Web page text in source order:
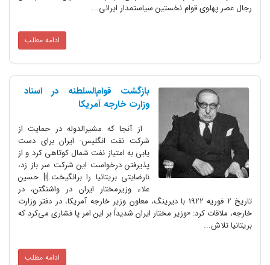
رجال عصر پهلوی قوام نخستین سیاستمدار ایرانی...
ادامه مطلب
بازگشت قوام‌السلطنه در اسناد
وزارت خارجه آمریکا
از آنجا که مشیرالدوله در حمایت از
شرکت نفت انگلیس- ایران برای دست
یابی به امتیاز نفت شمال کوتاهی کرد و از
پذیرفتن درخواست این شرکت سر باز زد،
نارضایتی بریتانیا را برانگیخت.[i] حسین
علاء وزیرمختار ایران در واشنگتن، در
تاریخ 2 فوریه 1922 با دیرینگ، معاون وزیر خارجه آمریکا، در دفتر وزارت
خارجه، ملاقات کرد: «وزیر مختار ایران شدیداً بر این امر پا فشاری می‌کرد که
بریتانیا تلاش...
ادامه مطلب